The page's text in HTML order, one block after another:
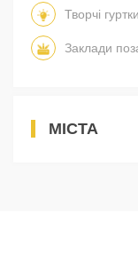
Творчі гуртки
Заклади
МІСТА